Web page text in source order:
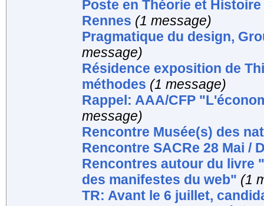
Poste en Théorie et
Rennes (1 message)
Pragmatique du design,
message)
Résidence exposition de
méthodes (1 message)
Rappel: AAA/CFP
message)
Rencontre Musée(s) des
Rencontre SACRe 28 Mai /
Rencontres autour du livre
des manifestes du web" (1
TR: Avant le 6 juillet,